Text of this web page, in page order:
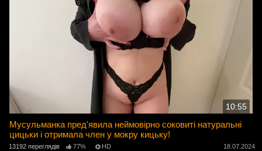
10:55
Мусульманка пред'явила неймовірно соковиті натуральні
цицьки і отримала член у мокру кицьку!
13192 переглядів 77% HD 18.07.2024